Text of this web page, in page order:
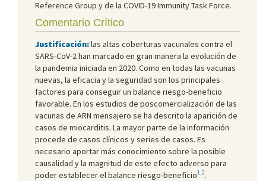
Reference Group y de la COVID-19 Immunity Task Force.
Comentario Crítico
Justificación:las altas coberturas vacunales contra el
SARS-CoV-2 han marcado en gran manera la evolución de
la pandemia iniciada en 2020. Como en todas las vacunas
nuevas, la eficacia y la seguridad son los principales
factores para conseguir un balance riesgo-beneficio
favorable. En los estudios de poscomercialización de las
vacunas de ARN mensajero se ha descrito la aparición de
casos de miocarditis. La mayor parte de la información
procede de casos clínicos y series de casos. Es
necesario aportar más conocimiento sobre la posible
causalidad y la magnitud de este efecto adverso para
poder establecer el balance riesgo-beneficio1,2.